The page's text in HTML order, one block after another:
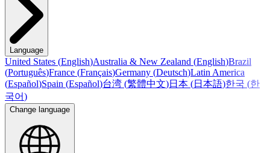
Language
United States (English)Australia & New Zealand (English)Brazil
(Português)France (Français)Germany (Deutsch)Latin America
(Español)Spain (Español)台湾 (繁體中文)日本 (日本語)한국 (한
국어)
Change language